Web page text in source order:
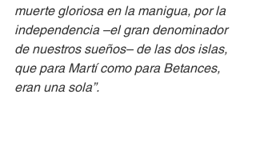
muerte gloriosa en la manigua, por la
independencia –el gran denominador
de nuestros sueños– de las dos islas,
que para Martí como para Betances,
eran una sola”.